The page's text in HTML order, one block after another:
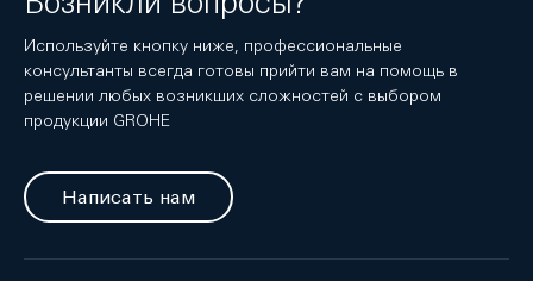
Используйте кнопку ниже, профессиональные
консультанты всегда готовы прийти вам на помощь в
решении любых возникших сложностей с выбором
продукции GROHE
Написать нам